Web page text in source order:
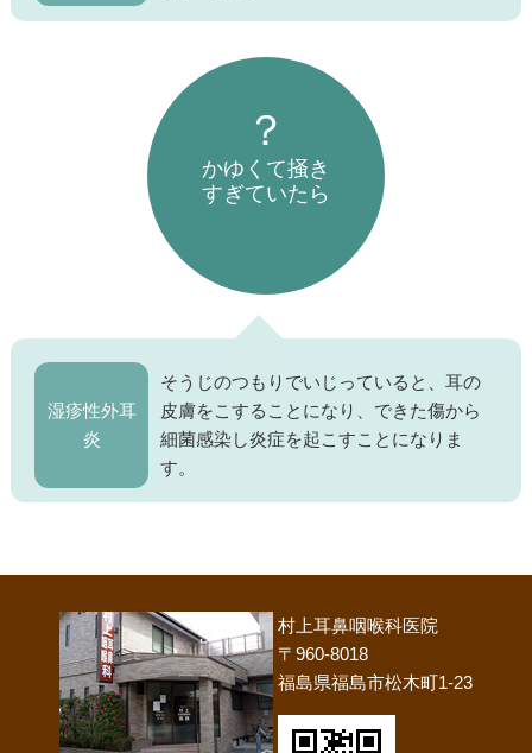
かゆくて掻き
すぎていたら
湿疹性外耳
炎
そうじのつもりでいじっていると、耳の
皮膚をこすることになり、できた傷から
細菌感染し炎症を起こすことになりま
す。
村上耳鼻咽喉科医院
〒960-8018
福島県福島市松木町1-23